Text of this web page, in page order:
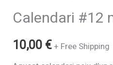
Calendari #12
10,00 € + Free Shipping